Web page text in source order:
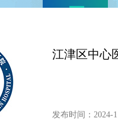
江津区中心
发布时间：2024-